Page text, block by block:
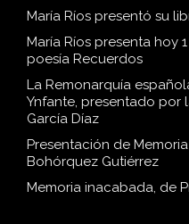
María Ríos presentó su
María Ríos presenta hoy
poesía Recuerdos
La Remonarquía
Ynfante, presentado por
García Díaz
Presentación de
Bohórquez Gutiérrez
Memoria inacabada, de